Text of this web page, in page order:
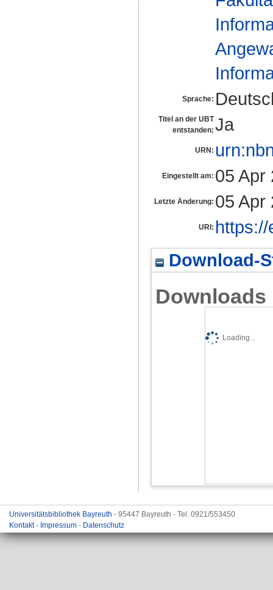
Sprache:
Titel an der UBT
entstanden: Ja
URN:
Eingestellt am: 05 Apr
Letzte Änderung: 05 Apr
URI:
Download-
Downloads
Loading...
Universitätsbibliothek Bayreuth - 95447 Bayreuth - Tel. 0921/553450
Kontakt- Impressum - Datenschutz